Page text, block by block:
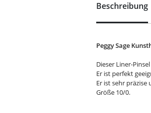
Beschreibung
Peggy Sage
Dieser Liner-
Er ist perfekt
Er ist sehr
Größe 10/0.